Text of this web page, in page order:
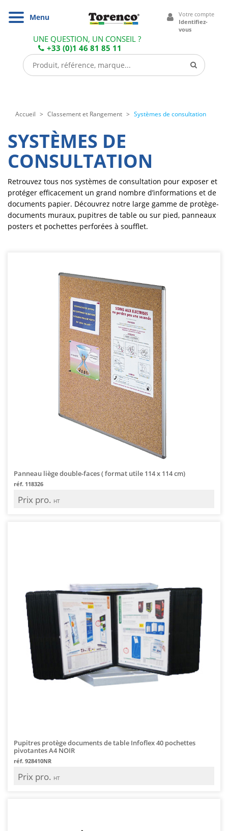
UNE QUESTION, UN CONSEIL ?
+33 (0)1 46 81 85 11
Votre compte
Identifiez-
vous
Navigation
Menu
Accueil Classement et Rangement Systèmes de consultation
SYSTÈMES DE
CONSULTATION
Retrouvez tous nos systèmes de consultation pour exposer et
protéger efficacement un grand nombre d’informations et de
documents papier. Découvrez notre large gamme de protège-
documents muraux, pupitres de table ou sur pied, panneaux
posters et pochettes perforées à soufflet.
Panneau liège double-faces ( format utile 114 x 114 cm)
réf. 118326
Prix pro. HT
Pupitres protège documents de table Infoflex 40 pochettes
pivotantes A4 NOIR
réf. 928410NR
Prix pro. HT